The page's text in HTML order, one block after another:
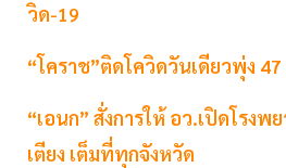
วิด-19
“โคราช”ติดโควิดวันเดียวพุ่ง
“เอนก” สั่งการให้ อว.เปิดโรง
เตียง เต็มที่ทุกจังหวัด